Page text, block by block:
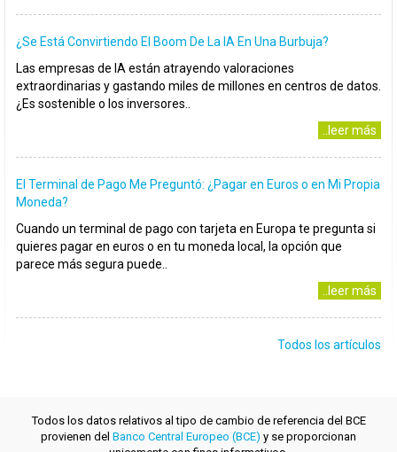
¿Se Está Convirtiendo El Boom De La IA En Una Burbuja?
Las empresas de IA están atrayendo valoraciones
extraordinarias y gastando miles de millones en centros de datos.
¿Es sostenible o los inversores..
..leer más
El Terminal de Pago Me Preguntó: ¿Pagar en Euros o en Mi Propia
Moneda?
Cuando un terminal de pago con tarjeta en Europa te pregunta si
quieres pagar en euros o en tu moneda local, la opción que
parece más segura puede..
..leer más
Todos los artículos
Todos los datos relativos al tipo de cambio de referencia del BCE
provienen del Banco Central Europeo (BCE) y se proporcionan